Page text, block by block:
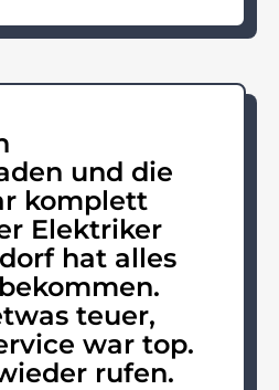
und die
komplett
Elektriker
hat alles
teuer,
war top.
rufen.